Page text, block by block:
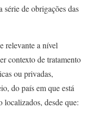
série de obrigações das
relevante a nível
contexto de tratamento
ou privadas,
do país em que está
localizados, desde que: